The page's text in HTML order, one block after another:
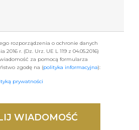
rozporządzenia o ochronie danych
r. (Dz. Urz. UE L 119 z 04.05.2016)
za pomocą formularza
zgodę na (polityka informacyjna):
prywatności
WIADOMOŚĆ